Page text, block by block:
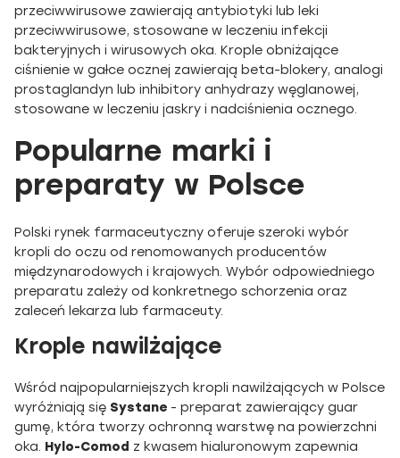
przeciwwirusowe zawierają antybiotyki lub leki
przeciwwirusowe, stosowane w leczeniu infekcji
bakteryjnych i wirusowych oka. Krople obniżające
ciśnienie w gałce ocznej zawierają beta-blokery, analogi
prostaglandyn lub inhibitory anhydrazy węglanowej,
stosowane w leczeniu jaskry i nadciśnienia ocznego.
Popularne marki i
preparaty w Polsce
Polski rynek farmaceutyczny oferuje szeroki wybór
kropli do oczu od renomowanych producentów
międzynarodowych i krajowych. Wybór odpowiedniego
preparatu zależy od konkretnego schorzenia oraz
zaleceń lekarza lub farmaceuty.
Krople nawilżające
Wśród najpopularniejszych kropli nawilżających w Polsce
wyróżniają się Systane - preparat zawierający guar
gumę, która tworzy ochronną warstwę na powierzchni
oka. Hylo-Comod z kwasem hialuronowym zapewnia